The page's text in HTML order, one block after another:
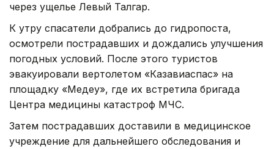
через ущелье Левый Талгар.
К утру спасатели добрались до гидропоста,
осмотрели пострадавших и дождались улучшения
погодных условий. После этого туристов
эвакуировали вертолетом «Казавиаспас» на
площадку «Медеу», где их встретила бригада
Центра медицины катастроф МЧС.
Затем пострадавших доставили в медицинское
учреждение для дальнейшего обследования и